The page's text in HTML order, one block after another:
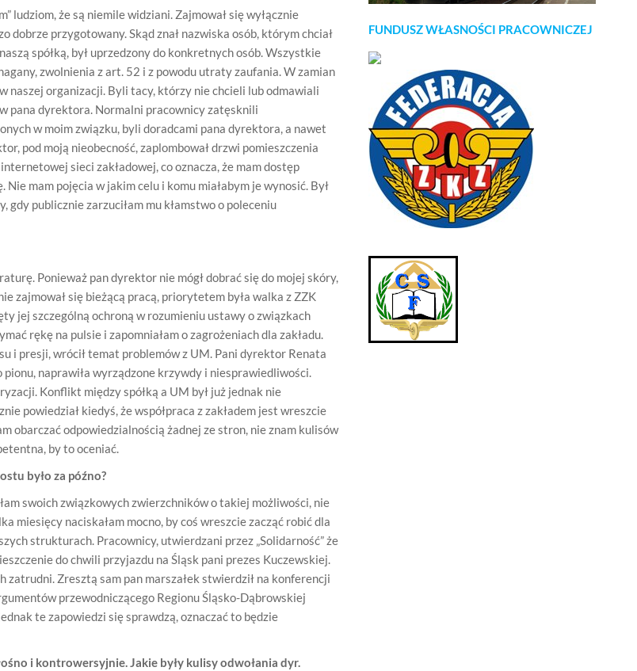
ludziom, że są niemile widziani. Zajmował się wyłącznie
przygotowany. Skąd znał nazwiska osób, którym chciał
spółką, był uprzedzony do konkretnych osób. Wszystkie
zwolnienia z art. 52 i z powodu utraty zaufania. W zamian
naszej organizacji. Byli tacy, którzy nie chcieli lub odmawiali
pana dyrektora. Normalni pracownicy zatęsknili
w moim związku, byli doradcami pana dyrektora, a nawet
pod moją nieobecność, zaplombował drzwi pomieszczenia
sieci zakładowej, co oznacza, że mam dostęp
mam pojęcia w jakim celu i komu miałabym je wynosić. Był
gdy publicznie zarzuciłam mu kłamstwo o poleceniu
Ponieważ pan dyrektor nie mógł dobrać się do mojej skóry,
zajmował się bieżącą pracą, priorytetem była walka z ZZK
jej szczególną ochroną w rozumieniu ustawy o związkach
rękę na pulsie i zapomniałam o zagrożeniach dla zakładu.
i presji, wrócił temat problemów z UM. Pani dyrektor Renata
naprawiła wyrządzone krzywdy i niesprawiedliwości.
Konflikt między spółką a UM był już jednak nie
powiedział kiedyś, że współpraca z zakładem jest wreszcie
obarczać odpowiedzialnością żadnej ze stron, nie znam kulisów
by to oceniać.
było za późno?
swoich związkowych zwierzchników o takiej możliwości, nie
miesięcy naciskałam mocno, by coś wreszcie zacząć robić dla
strukturach. Pracownicy, utwierdzani przez „Solidarność” że
do chwili przyjazdu na Śląsk pani prezes Kuczewskiej.
Zresztą sam pan marszałek stwierdził na konferencji
przewodniczącego Regionu Śląsko-Dąbrowskiej
te zapowiedzi się sprawdzą, oznaczać to będzie
i kontrowersyjnie. Jakie były kulisy odwołania dyr.
FUNDUSZ WŁASNOŚCI PRACOWNICZEJ